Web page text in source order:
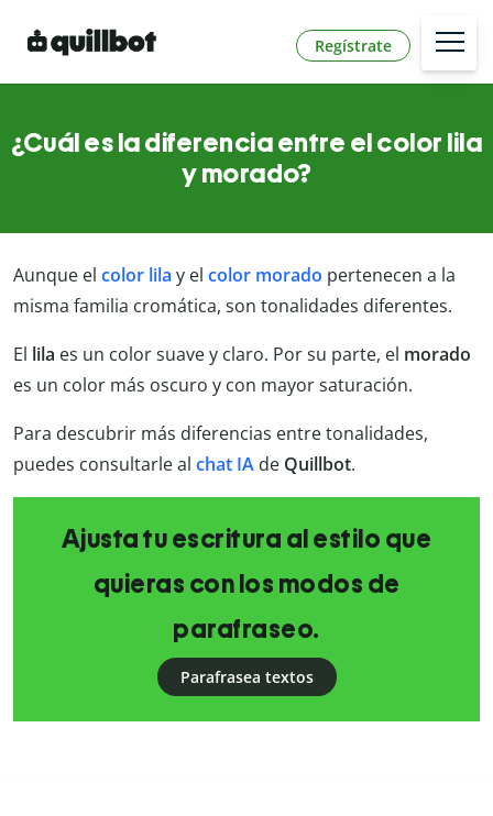
Regístrate
¿Cuál es la diferencia entre el color lila
y morado?
Aunque el color lila y el color morado pertenecen a la
misma familia cromática, son tonalidades diferentes.
El lila es un color suave y claro. Por su parte, el morado
es un color más oscuro y con mayor saturación.
Para descubrir más diferencias entre tonalidades,
puedes consultarle al chat IA de Quillbot.
Ajusta tu escritura al estilo que
quieras con los modos de
parafraseo.
Parafrasea textos